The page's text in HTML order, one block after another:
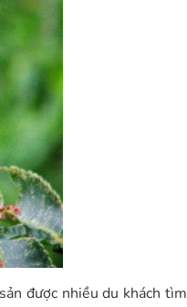
được nhiều du khách tìm